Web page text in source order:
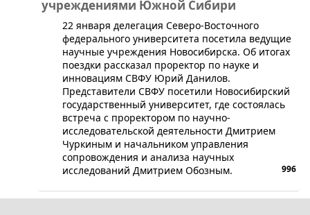
учреждениями Южной Сибири
​22 января делегация Северо-Восточного
федерального университета посетила ведущие
научные учреждения Новосибирска. Об итогах
поездки рассказал проректор по науке и
инновациям СВФУ Юрий Данилов.
Представители СВФУ посетили Новосибирский
государственный университет, где состоялась
встреча с проректором по научно-
исследовательской деятельности Дмитрием
Чуркиным и начальником управления
сопровождения и анализа научных
исследований Дмитрием Обозным.
996